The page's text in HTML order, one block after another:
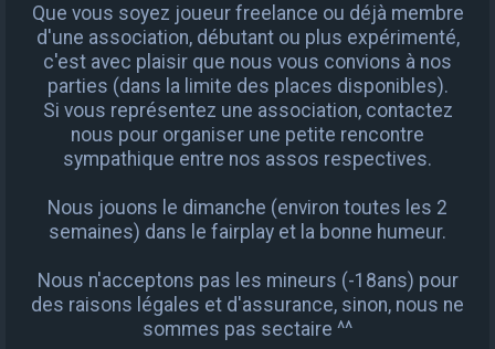
Que vous soyez joueur freelance ou déjà membre
d'une association, débutant ou plus expérimenté,
c'est avec plaisir que nous vous convions à nos
parties (dans la limite des places disponibles).
Si vous représentez une association, contactez
nous pour organiser une petite rencontre
sympathique entre nos assos respectives.
Nous jouons le dimanche (environ toutes les 2
semaines) dans le fairplay et la bonne humeur.
Nous n'acceptons pas les mineurs (-18ans) pour
des raisons légales et d'assurance, sinon, nous ne
sommes pas sectaire ^^